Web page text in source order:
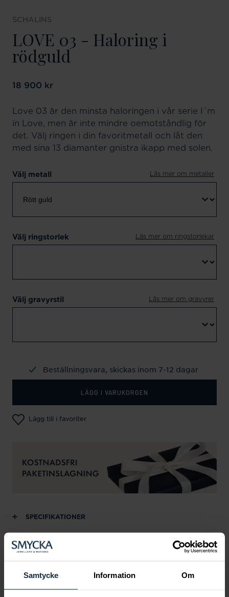
Samtycke Information Om
SCHALINS
LOVE 03 - Haloring i
rödguld
Pris:18 900 kr
18 900 kr
Love 03 är den minsta haloringen i vår serie I´m
in Love, men är inte mindre oemotståndlig för
det. Välj ringen i din favoritmetall och låt den
med sina 13 diamanter gnistra ikapp med solen.
Välj metall Läs mer om metaller
Välj ringstorlek Läs mer om ringstorlekar
Välj gravyrstil Läs mer om gravyrer
Beställningsvara, skickas inom 7-12 dagar
LÄGG I VARUKORGEN
Lägg till i favoriter
SPECIFIKATIONER